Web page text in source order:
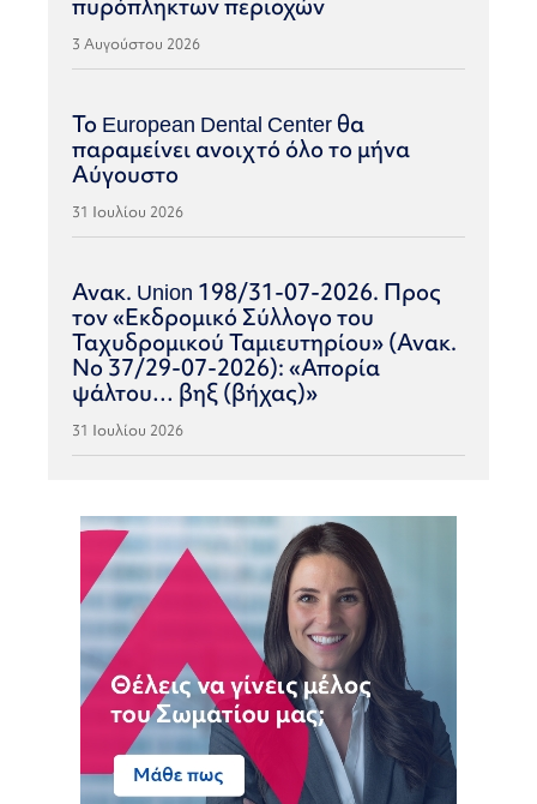
3 Αυγούστου 2026
Το European Dental Center θα
παραμείνει ανοιχτό όλο το μήνα
Αύγουστο
31 Ιουλίου 2026
Ανακ. Union 198/31-07-2026. Προς
τον «Εκδρομικό Σύλλογο του
Ταχυδρομικού Ταμιευτηρίου» (Ανακ.
Νο 37/29-07-2026): «Απορία
ψάλτου… βηξ (βήχας)»
31 Ιουλίου 2026